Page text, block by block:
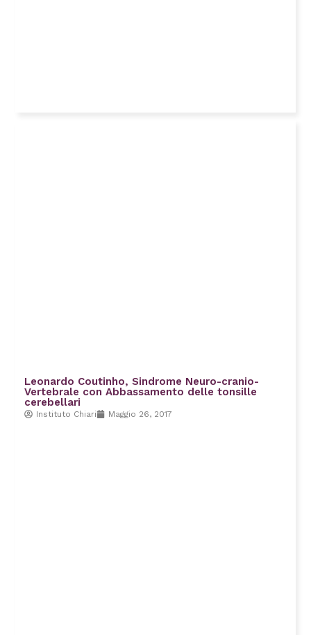
Leonardo Coutinho, Sindrome Neuro-cranio-
Vertebrale con Abbassamento delle tonsille
cerebellari
Instituto Chiari Maggio 26, 2017